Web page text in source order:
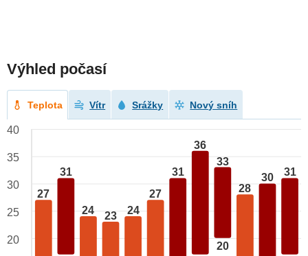
Výhled počasí
Teplota Vítr Srážky Nový sníh
27
31
24 23 24
27
31
36
33
20
28
30 31
40
35
30
25
20